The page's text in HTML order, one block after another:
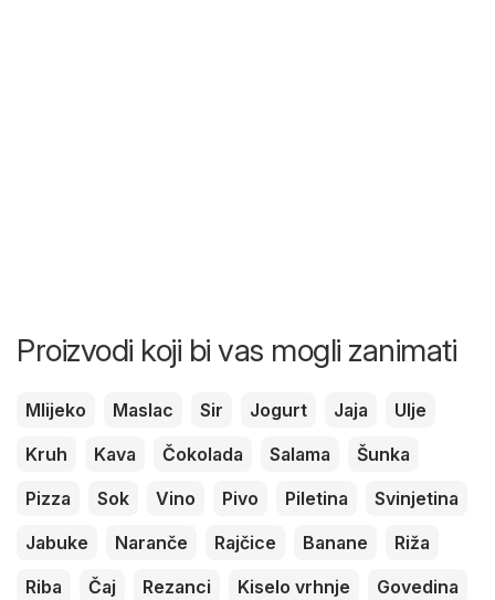
Proizvodi koji bi vas mogli zanimati
Mlijeko Maslac Sir Jogurt Jaja
Ulje
Kruh
Kava Čokolada Salama
Šunka
Pizza
Sok Vino Pivo Piletina
Svinjetina
Jabuke
Naranče Rajčice Banane
Riža
Riba
Čaj Rezanci Kiselo vrhnje
Govedina